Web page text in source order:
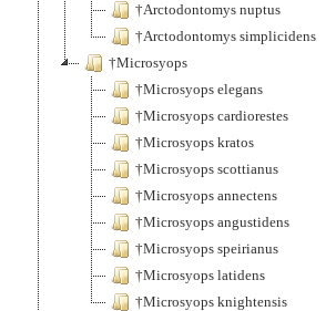
†Arctodontomys nuptus
†Arctodontomys simplicidens
†Microsyops
†Microsyops elegans
†Microsyops cardiorestes
†Microsyops kratos
†Microsyops scottianus
†Microsyops annectens
†Microsyops angustidens
†Microsyops speirianus
†Microsyops latidens
†Microsyops knightensis